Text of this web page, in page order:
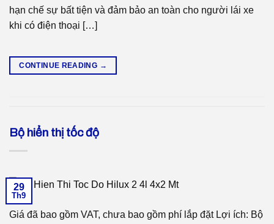
hạn chế sự bất tiện và đảm bảo an toàn cho người lái xe
khi có điện thoại […]
CONTINUE READING →
Bộ hiển thị tốc độ
29
Th9
Giá đã bao gồm VAT, chưa bao gồm phí lắp đặt Lợi ích: Bộ